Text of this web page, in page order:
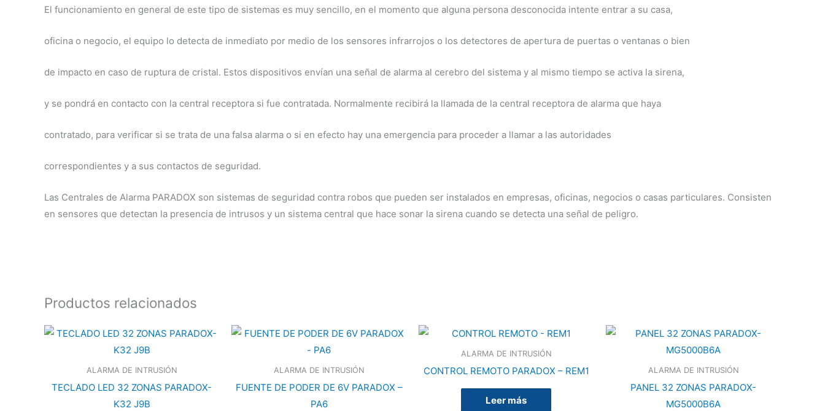
El funcionamiento en general de este tipo de sistemas es muy sencillo, en el momento que alguna persona desconocida intente entrar a su casa,
oficina o negocio, el equipo lo detecta de inmediato por medio de los sensores infrarrojos o los detectores de apertura de puertas o ventanas o bien
de impacto en caso de ruptura de cristal. Estos dispositivos envían una señal de alarma al cerebro del sistema y al mismo tiempo se activa la sirena,
y se pondrá en contacto con la central receptora si fue contratada. Normalmente recibirá la llamada de la central receptora de alarma que haya
contratado, para verificar si se trata de una falsa alarma o si en efecto hay una emergencia para proceder a llamar a las autoridades
correspondientes y a sus contactos de seguridad.
Las Centrales de Alarma PARADOX son sistemas de seguridad contra robos que pueden ser instalados en empresas, oficinas, negocios o casas particulares. Consisten
en sensores que detectan la presencia de intrusos y un sistema central que hace sonar la sirena cuando se detecta una señal de peligro.
Productos relacionados
ALARMA DE INTRUSIÓN
TECLADO LED 32 ZONAS PARADOX-
K32 J9B
ALARMA DE INTRUSIÓN
FUENTE DE PODER DE 6V PARADOX –
PA6
ALARMA DE INTRUSIÓN
CONTROL REMOTO PARADOX – REM1
Leer más
ALARMA DE INTRUSIÓN
PANEL 32 ZONAS PARADOX-
MG5000B6A